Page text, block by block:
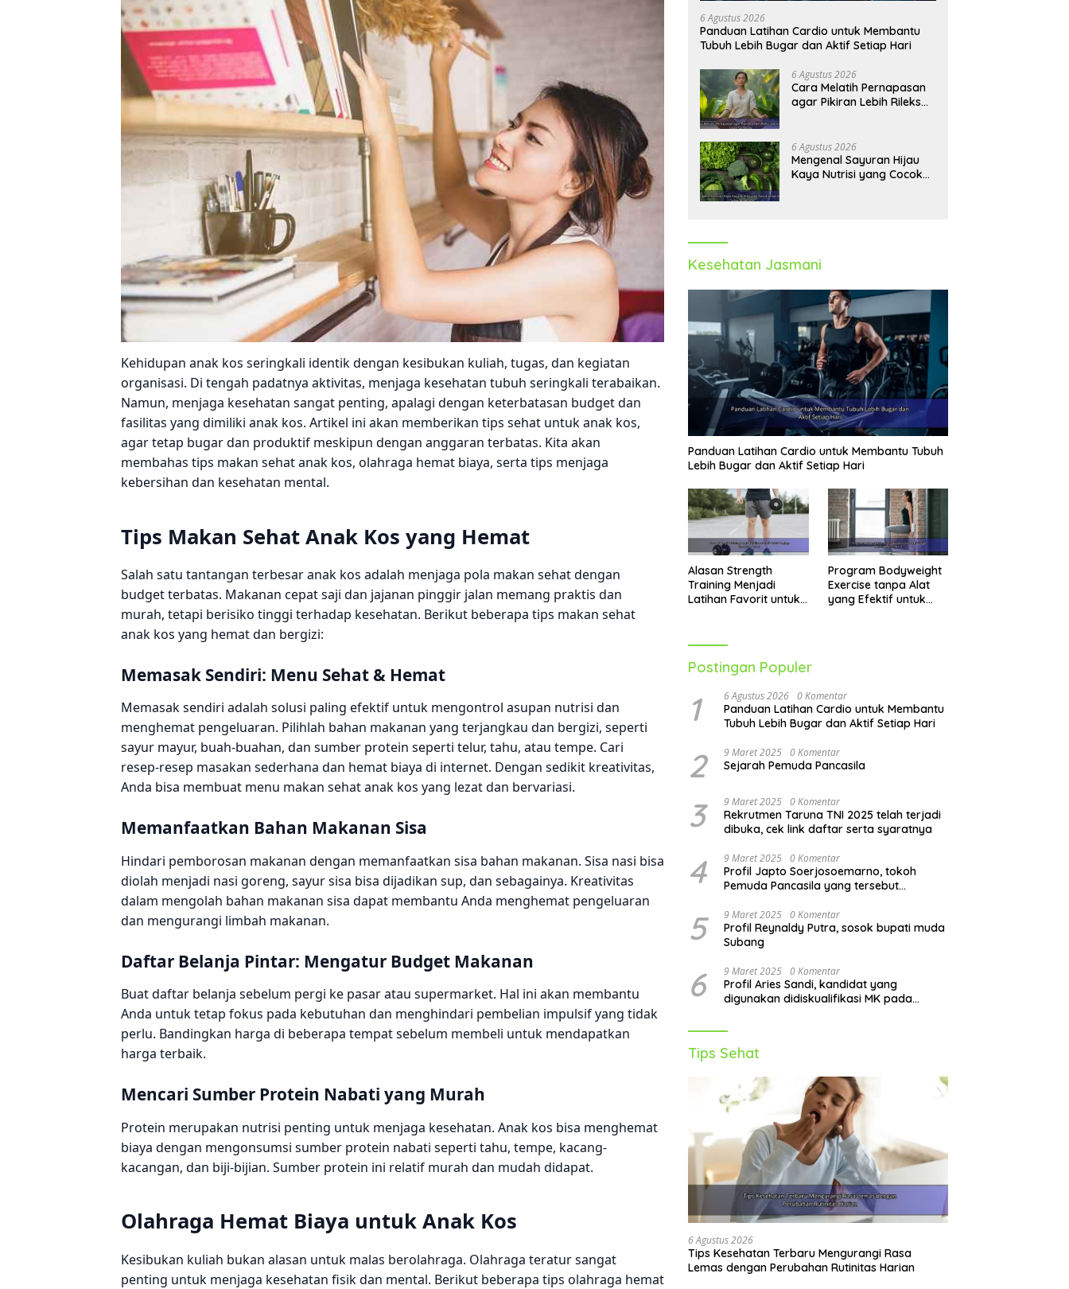
Kehidupan anak kos seringkali identik dengan kesibukan kuliah, tugas, dan kegiatan
organisasi. Di tengah padatnya aktivitas, menjaga kesehatan tubuh seringkali terabaikan.
Namun, menjaga kesehatan sangat penting, apalagi dengan keterbatasan budget dan
fasilitas yang dimiliki anak kos. Artikel ini akan memberikan tips sehat untuk anak kos,
agar tetap bugar dan produktif meskipun dengan anggaran terbatas. Kita akan
membahas tips makan sehat anak kos, olahraga hemat biaya, serta tips menjaga
kebersihan dan kesehatan mental.
Tips Makan Sehat Anak Kos yang Hemat
Salah satu tantangan terbesar anak kos adalah menjaga pola makan sehat dengan
budget terbatas. Makanan cepat saji dan jajanan pinggir jalan memang praktis dan
murah, tetapi berisiko tinggi terhadap kesehatan. Berikut beberapa tips makan sehat
anak kos yang hemat dan bergizi:
Memasak Sendiri: Menu Sehat & Hemat
Memasak sendiri adalah solusi paling efektif untuk mengontrol asupan nutrisi dan
menghemat pengeluaran. Pilihlah bahan makanan yang terjangkau dan bergizi, seperti
sayur mayur, buah-buahan, dan sumber protein seperti telur, tahu, atau tempe. Cari
resep-resep masakan sederhana dan hemat biaya di internet. Dengan sedikit kreativitas,
Anda bisa membuat menu makan sehat anak kos yang lezat dan bervariasi.
Memanfaatkan Bahan Makanan Sisa
Hindari pemborosan makanan dengan memanfaatkan sisa bahan makanan. Sisa nasi bisa
diolah menjadi nasi goreng, sayur sisa bisa dijadikan sup, dan sebagainya. Kreativitas
dalam mengolah bahan makanan sisa dapat membantu Anda menghemat pengeluaran
dan mengurangi limbah makanan.
Daftar Belanja Pintar: Mengatur Budget Makanan
Buat daftar belanja sebelum pergi ke pasar atau supermarket. Hal ini akan membantu
Anda untuk tetap fokus pada kebutuhan dan menghindari pembelian impulsif yang tidak
perlu. Bandingkan harga di beberapa tempat sebelum membeli untuk mendapatkan
harga terbaik.
Mencari Sumber Protein Nabati yang Murah
Protein merupakan nutrisi penting untuk menjaga kesehatan. Anak kos bisa menghemat
biaya dengan mengonsumsi sumber protein nabati seperti tahu, tempe, kacang-
kacangan, dan biji-bijian. Sumber protein ini relatif murah dan mudah didapat.
Olahraga Hemat Biaya untuk Anak Kos
Kesibukan kuliah bukan alasan untuk malas berolahraga. Olahraga teratur sangat
penting untuk menjaga kesehatan fisik dan mental. Berikut beberapa tips olahraga hemat
6 Agustus 2026
Panduan Latihan Cardio untuk Membantu
Tubuh Lebih Bugar dan Aktif Setiap Hari
6 Agustus 2026
Cara Melatih Pernapasan
agar Pikiran Lebih Rileks
6 Agustus 2026
Mengenal Sayuran Hijau
Kaya Nutrisi yang Cocok
Kesehatan Jasmani
Panduan Latihan Cardio untuk Membantu Tubuh
Lebih Bugar dan Aktif Setiap Hari
Alasan Strength
Training Menjadi
Latihan Favorit untuk
Program Bodyweight
Exercise tanpa Alat
yang Efektif untuk
Postingan Populer
1 6 Agustus 2026 0 Komentar
Panduan Latihan Cardio untuk Membantu
Tubuh Lebih Bugar dan Aktif Setiap Hari
2 9 Maret 2025 0 Komentar
Sejarah Pemuda Pancasila
3 9 Maret 2025 0 Komentar
Rekrutmen Taruna TNI 2025 telah terjadi
dibuka, cek link daftar serta syaratnya
4 9 Maret 2025 0 Komentar
Profil Japto Soerjosoemarno, tokoh
Pemuda Pancasila yang tersebut
5 9 Maret 2025 0 Komentar
Profil Reynaldy Putra, sosok bupati muda
Subang
6 9 Maret 2025 0 Komentar
Profil Aries Sandi, kandidat yang
digunakan didiskualifikasi MK pada
Tips Sehat
6 Agustus 2026
Tips Kesehatan Terbaru Mengurangi Rasa
Lemas dengan Perubahan Rutinitas Harian